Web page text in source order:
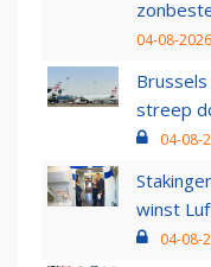
04-08-
streep
04-08-
winst
04-08-